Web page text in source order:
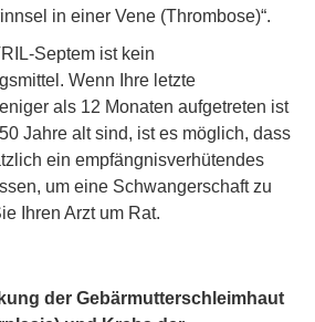
in einer Vene (Thrombose)“.
Septem ist kein
Wenn Ihre letzte
als 12 Monaten aufgetreten ist
Jahre alt sind, ist es möglich, dass
ein empfängnisverhütendes
um eine Schwangerschaft zu
Ihren Arzt um Rat.
der Gebärmutterschleimhaut